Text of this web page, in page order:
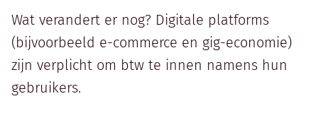
Wat verandert er nog? Digitale platforms
(bijvoorbeeld e-commerce en gig-economie)
zijn verplicht om btw te innen namens hun
gebruikers.